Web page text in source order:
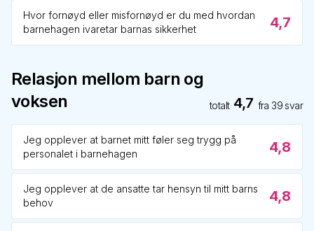
Hvor fornøyd eller misfornøyd er du med hvordan
barnehagen ivaretar barnas sikkerhet
4,7
Relasjon mellom barn og
voksen
totalt 4,7 fra 39 svar
Jeg opplever at barnet mitt føler seg trygg på
personalet i barnehagen
4,8
Jeg opplever at de ansatte tar hensyn til mitt barns
behov
4,8